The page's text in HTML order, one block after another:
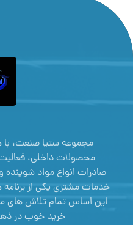
مجموعه ستیا صنعت،
محصولات داخلی،
صادرات انواع مواد
خدمات مشتری یکی از
این اساس تمام تلاش های
خرید خوب در